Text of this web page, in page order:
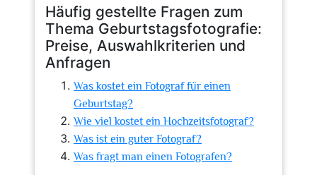
Häufig gestellte Fragen zum
Thema Geburtstagsfotografie:
Preise, Auswahlkriterien und
Anfragen
Was kostet ein Fotograf für einen
Geburtstag?
Wie viel kostet ein Hochzeitsfotograf?
Was ist ein guter Fotograf?
Was fragt man einen Fotografen?